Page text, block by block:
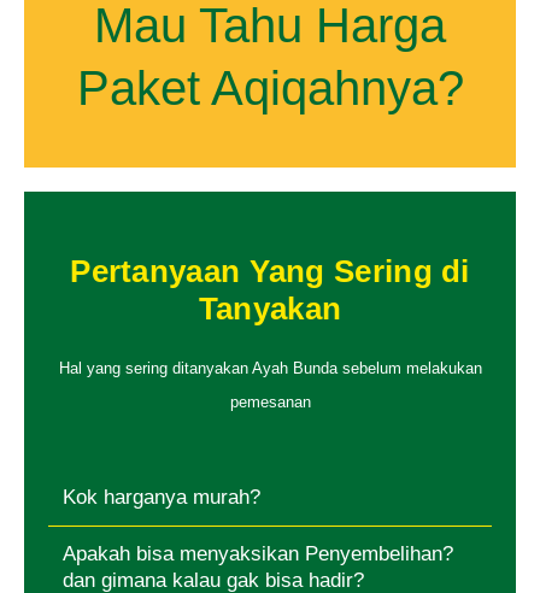
Mau Tahu Harga
Paket Aqiqahnya?
Pertanyaan Yang Sering di
Tanyakan
Hal yang sering ditanyakan Ayah Bunda sebelum melakukan
pemesanan
Kok harganya murah?
Apakah bisa menyaksikan Penyembelihan?
dan gimana kalau gak bisa hadir?